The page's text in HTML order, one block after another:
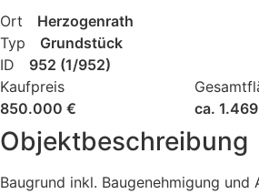
Ort
Herzogenrath
Typ
Grundstück
ID
952 (1/952)
Kaufpreis
850.000 €
ca.
Objektbeschreibung
Baugrund inkl. Baugenehmigung und